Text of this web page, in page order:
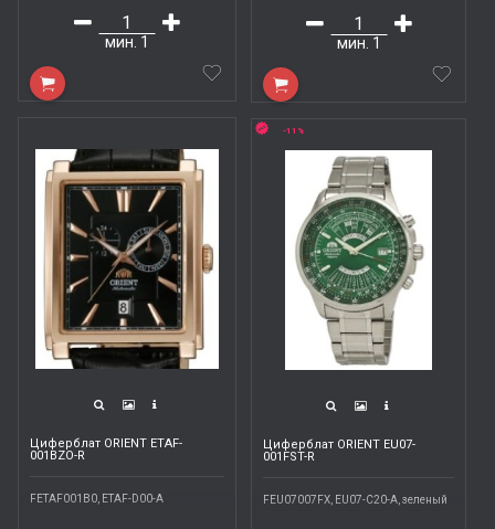
мин. 1 мин. 1
Циферблат ORIENT ETAF-
001BZO-R
FETAF001B0, ETAF-D00-A
-11%
Циферблат ORIENT EU07-
001FST-R
FEU07007FX, EU07-C20-A, зеленый